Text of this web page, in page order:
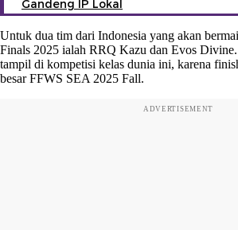
Gandeng IP Lokal
Untuk dua tim dari Indonesia yang akan
Finals 2025 ialah RRQ Kazu dan Evos
tampil di kompetisi kelas dunia ini, karena
besar FFWS SEA 2025 Fall.
ADVERTISEMENT